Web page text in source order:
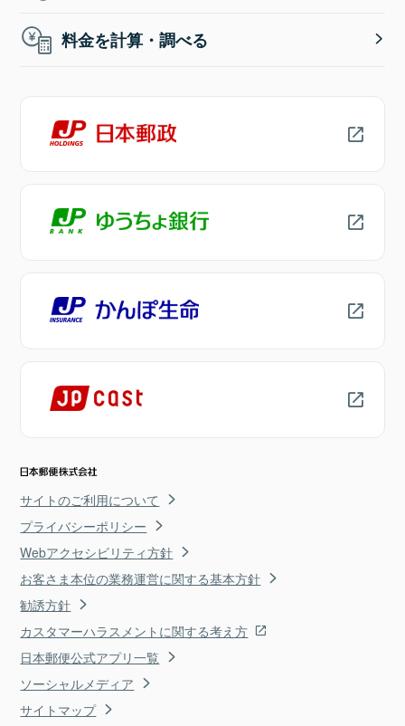
料金を計算・調べる
サイトのご利用について
プライバシーポリシー
Webアクセシビリティ方針
お客さま本位の業務運営に関する基本方針
勧誘方針
カスタマーハラスメントに関する考え方
日本郵便公式アプリ一覧
ソーシャルメディア
サイトマップ